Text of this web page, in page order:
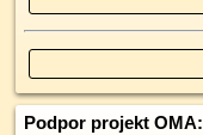
Podpor projekt OMA: